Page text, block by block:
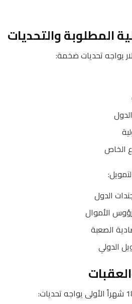
المطلوبة والتحديات
الخاص
الدول
الأموال
الصعبة
الدولي